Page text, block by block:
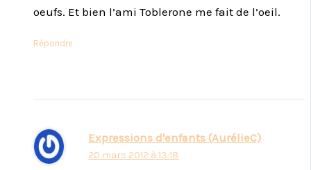
oeufs. Et bien l’ami Toblerone me fait de l’oeil.
Répondre
Expressions d'enfants (AurélieC)
20 mars 2012 à 13:18